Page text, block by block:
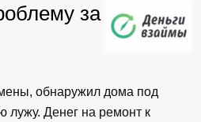
за
обнаружил дома под
лужу. Денег на ремонт к